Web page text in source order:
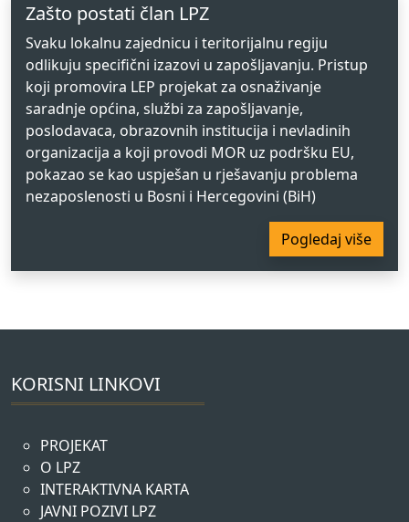
Zašto postati član LPZ
Svaku lokalnu zajednicu i teritorijalnu regiju
odlikuju specifični izazovi u zapošljavanju. Pristup
koji promovira LEP projekat za osnaživanje
saradnje općina, službi za zapošljavanje,
poslodavaca, obrazovnih institucija i nevladinih
organizacija a koji provodi MOR uz podršku EU,
pokazao se kao uspješan u rješavanju problema
nezaposlenosti u Bosni i Hercegovini (BiH)
Pogledaj više
KORISNI LINKOVI
PROJEKAT
O LPZ
INTERAKTIVNA KARTA
JAVNI POZIVI LPZ